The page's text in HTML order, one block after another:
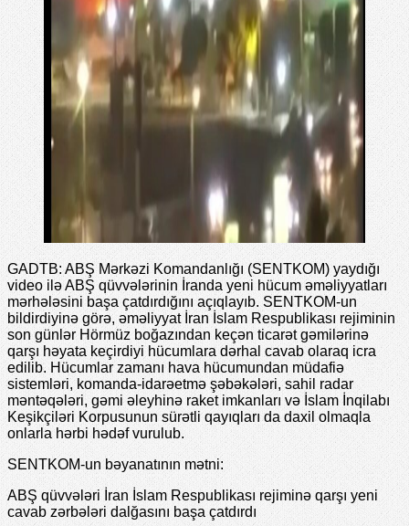
GADTB: ABŞ Mərkəzi Komandanlığı (SENTKOM) yaydığı
video ilə ABŞ qüvvələrinin İranda yeni hücum əməliyyatları
mərhələsini başa çatdırdığını açıqlayıb. SENTKOM-un
bildirdiyinə görə, əməliyyat İran İslam Respublikası rejiminin
son günlər Hörmüz boğazından keçən ticarət gəmilərinə
qarşı həyata keçirdiyi hücumlara dərhal cavab olaraq icra
edilib. Hücumlar zamanı hava hücumundan müdafiə
sistemləri, komanda-idarəetmə şəbəkələri, sahil radar
məntəqələri, gəmi əleyhinə raket imkanları və İslam İnqilabı
Keşikçiləri Korpusunun sürətli qayıqları da daxil olmaqla
onlarla hərbi hədəf vurulub.
SENTKOM-un bəyanatının mətni:
ABŞ qüvvələri İran İslam Respublikası rejiminə qarşı yeni
cavab zərbələri dalğasını başa çatdırdı